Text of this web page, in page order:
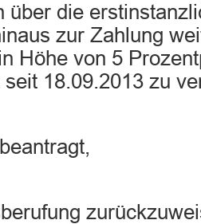
über die
zur Zahlung
Höhe von 5
18.09.2013 zu